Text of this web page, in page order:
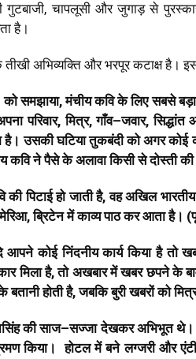
चापलूसी और जुगाड़ से
है।
तीखी अभिव्यक्ति और भरपूर कटाक्ष है।
को समझाया,मंचीय कवि के लिए सबसे बड़ा
परिवार,मित्र,गाँव–जवार,सिद्धांत
है। उसकी घटिया तुकबंदी को अगर कोई
कवि ने पैसे के अलावा किसी से दोस्ती की
की पिटाई हो जाती है,वह अखिल भारतीय
,ब्रिटेन में काव्य पाठ कर आता है। (
आपने कोई निंदनीय कार्य किया है तो
मिला है,तो अखबार में खबर छपने के
बतानी होती है,जबकि बुरी खबरों को
की साज–सज्जा देखकर अभिभूत थे।
किया। होटल में बने लग्जरी और